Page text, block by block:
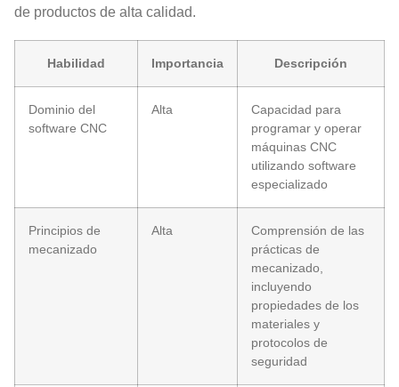
de productos de alta calidad.
Habilidad Importancia Descripción
Dominio del
software CNC
Alta
Capacidad para
programar y operar
máquinas CNC
utilizando software
especializado
Principios de
mecanizado
Alta
Comprensión de las
prácticas de
mecanizado,
incluyendo
propiedades de los
materiales y
protocolos de
seguridad